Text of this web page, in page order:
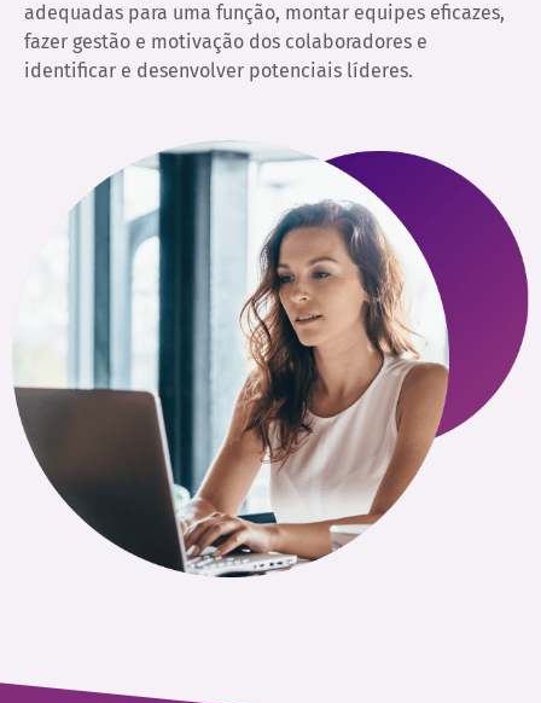
adequadas para uma função, montar equipes eficazes,
fazer gestão e motivação dos colaboradores e
identificar e desenvolver potenciais líderes.